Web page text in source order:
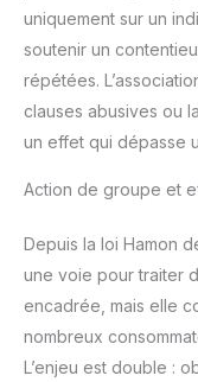
uniquement sur un
soutenir un
répétées.
clauses abusives ou
un effet qui dépasse
Action de groupe et
Depuis la loi Hamon
une voie pour traiter
encadrée, mais elle
nombreux
L’enjeu est double :